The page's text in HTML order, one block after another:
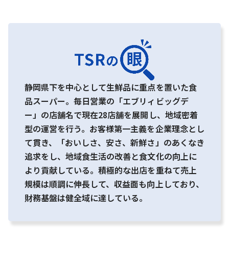
静岡県下を中心として生鮮品に重点を置いた食
品スーパー。毎日営業の「エブリィビッグデ
ー」の店舗名で現在28店舗を展開し、地域密着
型の運営を行う。お客様第一主義を企業理念とし
て貫き、「おいしさ、安さ、新鮮さ」のあくなき
追求をし、地域食生活の改善と食文化の向上に
より貢献している。積極的な出店を重ねて売上
規模は順調に伸長して、収益面も向上しており、
財務基盤は健全域に達している。